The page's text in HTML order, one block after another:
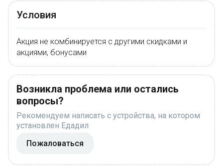
Условия
Акция не комбинируется с другими скидками и
акциями, бонусами
Возникла проблема или остались
вопросы?
Рекомендуем написать с устройства, на котором
установлен Едадил
Пожаловаться